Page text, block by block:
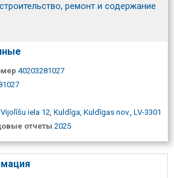
ремонт и содержание
40203281027
Vijolīšu iela 12, Kuldīga, Kuldīgas nov., LV-3301
отчеты 2025